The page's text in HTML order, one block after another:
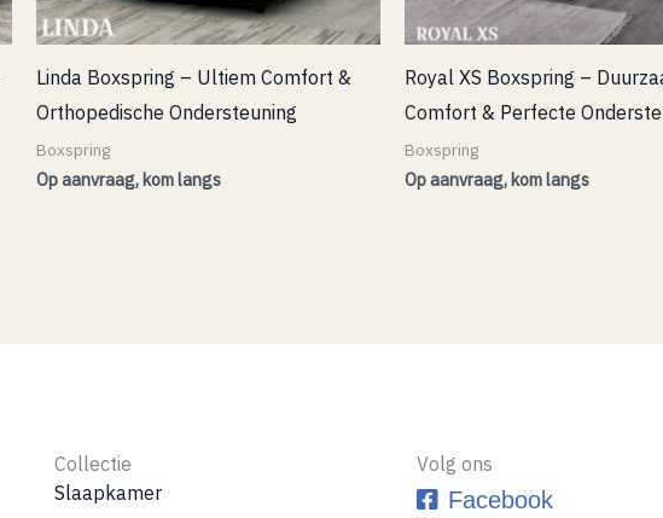
Linda Boxspring – Ultiem Comfort &
Orthopedische Ondersteuning
Boxspring
Op aanvraag, kom langs
Royal XS Boxspring –
Comfort & Perfecte
Boxspring
Op aanvraag, kom langs
Collectie
Slaapkamer
Volg ons
Facebook